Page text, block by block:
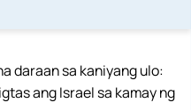
daraan sa kaniyang ulo:
ang Israel sa kamay ng